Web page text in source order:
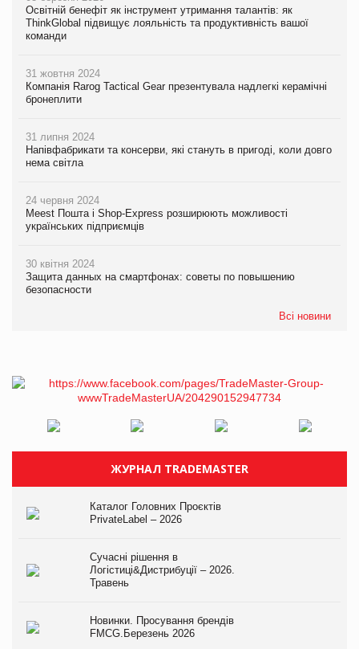
Освітній бенефіт як інструмент утримання талантів: як
ThinkGlobal підвищує лояльність та продуктивність вашої
команди
31 жовтня 2024
Компанія Rarog Tactical Gear презентувала надлегкі керамічні
бронеплити
31 липня 2024
Напівфабрикати та консерви, які стануть в пригоді, коли довго
нема світла
24 червня 2024
Meest Пошта і Shop-Express розширюють можливості
українських підприємців
30 квітня 2024
Защита данных на смартфонах: советы по повышению
безопасности
Всі новини
ЖУРНАЛ TRADEMASTER
Каталог Головних Проєктів
PrivateLabel – 2026
Сучасні рішення в
Логістиці&Дистрибуції – 2026.
Травень
Новинки. Просування брендів
FMCG.Березень 2026